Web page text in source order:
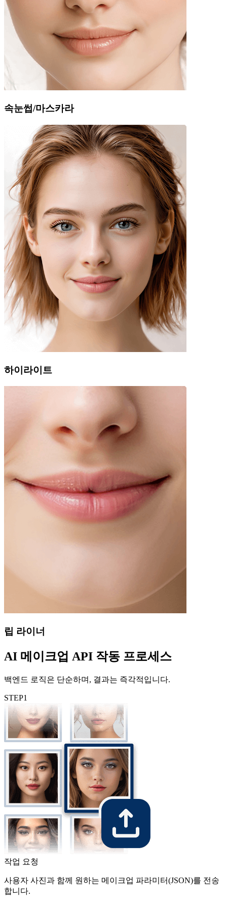
속눈썹/마스카라
하이라이트
립 라이너
AI 메이크업 API 작동 프로세스
백엔드 로직은 단순하며, 결과는 즉각적입니다.
STEP1
작업 요청
사용자 사진과 함께 원하는 메이크업 파라미터(JSON)를 전송
합니다.